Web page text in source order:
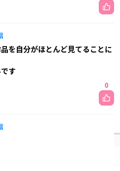
を自分がほとんど見てることに
す
0